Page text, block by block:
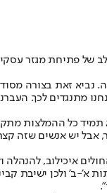
של פתיחת מגזר
נביא זאת בצורה
מתנגדים לכך.
כל ההמלצות
יש אנשים שזה
א'-ב' ולכן ישיבת